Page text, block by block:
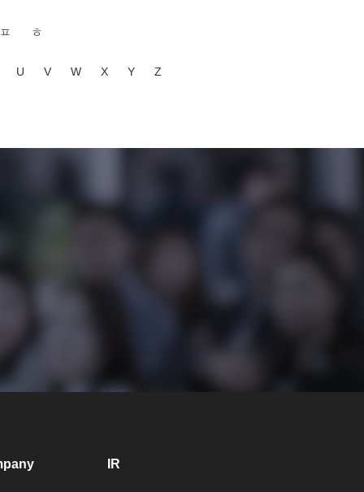
ㅍ ㅎ
U V W X Y Z
IR